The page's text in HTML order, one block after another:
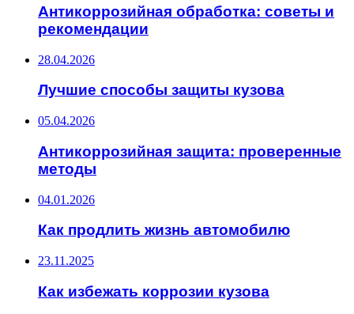
Антикоррозийная обработка: советы и
рекомендации
28.04.2026
Лучшие способы защиты кузова
05.04.2026
Антикоррозийная защита: проверенные
методы
04.01.2026
Как продлить жизнь автомобилю
23.11.2025
Как избежать коррозии кузова